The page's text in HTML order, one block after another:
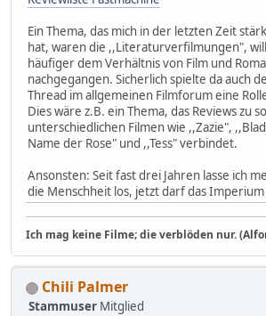
Ein Thema, das mich in der letzten Zeit
hat, waren die ,,Literaturverfilmungen",
häufiger dem Verhältnis von Film und
nachgegangen. Sicherlich spielte da auch
Thread im allgemeinen Filmforum eine
Dies wäre z.B. ein Thema, das Reviews zu so
unterschiedlichen Filmen wie ,,Zazie",
Name der Rose" und ,,Tess" verbindet.
Ansonsten: Seit fast drei Jahren lasse ich
die Menschheit los, jetzt darf das
Ich mag keine Filme; die verblöden nur.
Chili Palmer
Stammuser Mitglied